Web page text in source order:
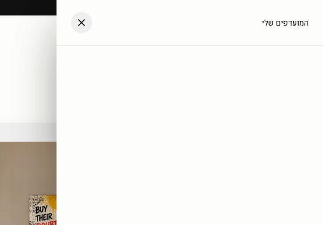
העגלה שלך
המועדפים שלי